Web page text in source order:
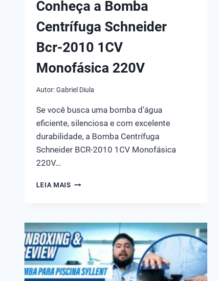
Conheça a Bomba
Centrífuga Schneider
Bcr-2010 1CV
Monofásica 220V
Autor: Gabriel Diula
Se você busca uma bomba d’água
eficiente, silenciosa e com excelente
durabilidade, a Bomba Centrífuga
Schneider BCR-2010 1CV Monofásica
220V…
LEIA MAIS CONHEÇA
SCHNEIDER
BCR-
2010
MONOFÁSICA
220V